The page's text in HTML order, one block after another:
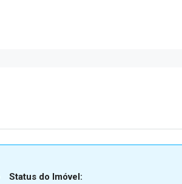
Status do Imóvel: